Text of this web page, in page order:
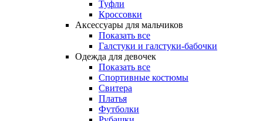
Туфли
Кроссовки
Аксессуары для мальчиков
Показать все
Галстуки и галстуки-бабочки
Одежда для девочек
Показать все
Спортивные костюмы
Свитера
Платья
Футболки